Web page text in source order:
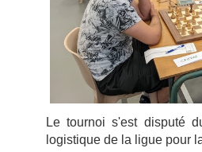
Le tournoi s'est disputé
logistique de la ligue pour